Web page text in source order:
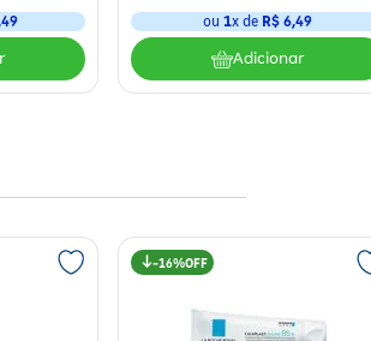
49 ou1x de R$ 6,49
Adicionar
16%